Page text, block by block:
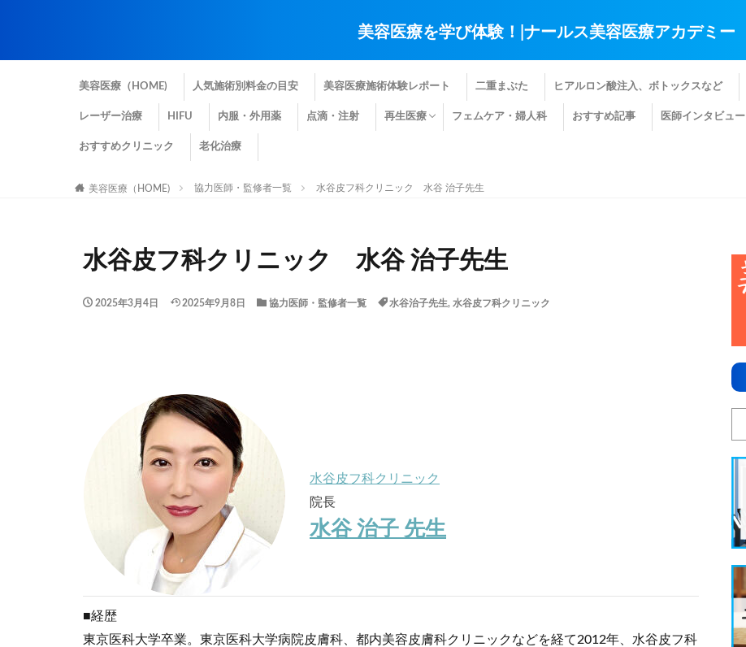
美容医療を学び体験！|ナールス美容医療アカデミー
美容医療（HOME) 人気施術別料金の目安 美容医療施術体験レポート 二重まぶた ヒアルロン酸注入、ボトックスなど
レーザー治療 HIFU 内服・外用薬 点滴・注射 再生医療 フェムケア・婦人科 おすすめ記事 医師インタビュー
おすすめクリニック 老化治療
美容医療（HOME) 協力医師・監修者一覧 水谷皮フ科クリニック 水谷 治子先生
水谷皮フ科クリニック 水谷 治子先生
2025年3月4日 2025年9月8日 協力医師・監修者一覧 水谷治子先生, 水谷皮フ科クリニック
水谷皮フ科クリニック
院長
水谷 治子 先生
■経歴
東京医科大学卒業。東京医科大学病院皮膚科、都内美容皮膚科クリニックなどを経て2012年、水谷皮フ科